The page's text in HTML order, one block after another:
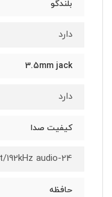
بلندگو
دارد
3.5mm jack
دارد
کیفیت صدا
24-bit/192kHz audio
حافظه